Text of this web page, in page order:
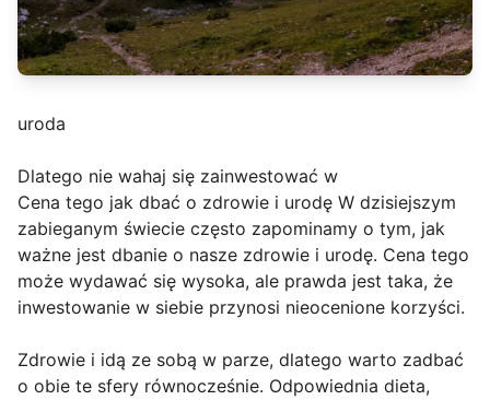
uroda
Dlatego nie wahaj się zainwestować w
Cena tego jak dbać o zdrowie i urodę W dzisiejszym
zabieganym świecie często zapominamy o tym, jak
ważne jest dbanie o nasze zdrowie i urodę. Cena tego
może wydawać się wysoka, ale prawda jest taka, że
inwestowanie w siebie przynosi nieocenione korzyści.
Zdrowie i idą ze sobą w parze, dlatego warto zadbać
o obie te sfery równocześnie. Odpowiednia dieta,